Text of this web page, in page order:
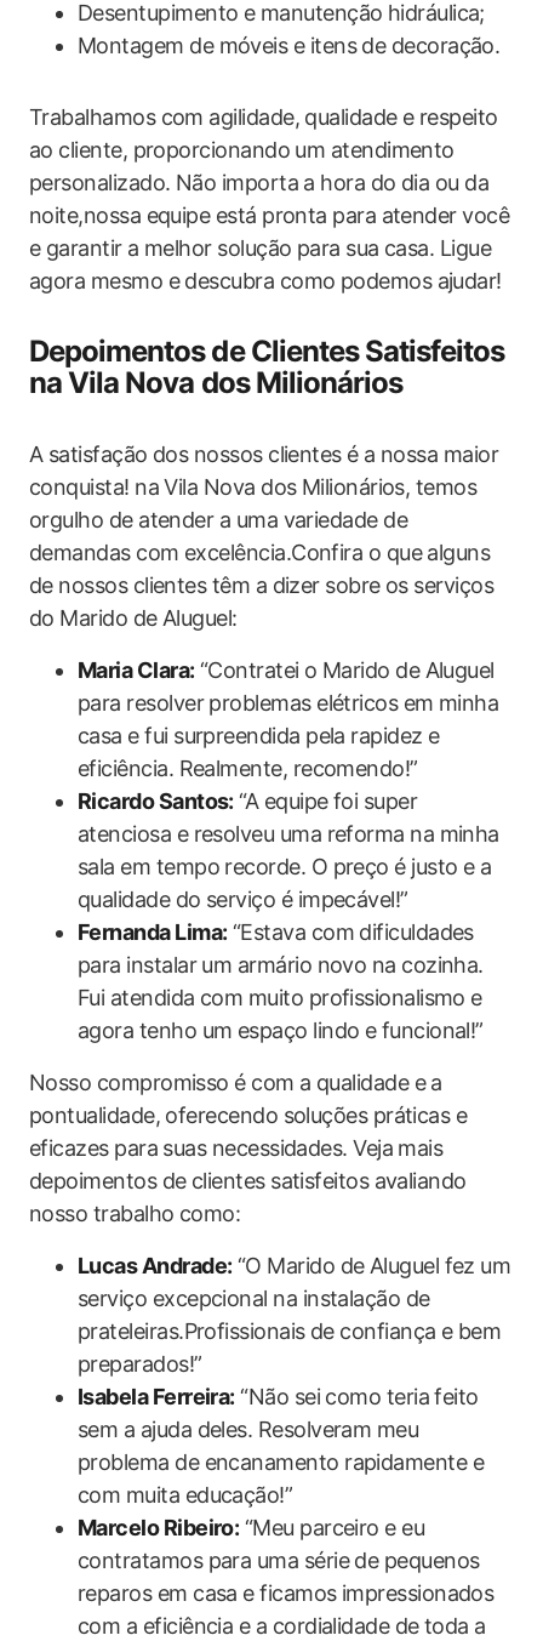
Desentupimento e manutenção hidráulica;
Montagem de móveis e itens de decoração.
Trabalhamos com agilidade, qualidade e respeito
ao cliente, proporcionando um atendimento
personalizado. Não importa a hora do dia ou da
noite,nossa equipe está pronta para atender você
e garantir a melhor solução para sua casa. Ligue
agora mesmo e descubra como podemos ajudar!
Depoimentos de Clientes Satisfeitos
na Vila Nova dos Milionários
A satisfação dos nossos clientes é a nossa maior
conquista! na Vila Nova dos Milionários, temos
orgulho de atender a uma variedade de
demandas com excelência.Confira o que alguns
de nossos clientes têm a dizer sobre os serviços
do Marido de Aluguel:
Maria Clara: “Contratei o Marido de Aluguel
para resolver problemas elétricos em minha
casa e fui surpreendida pela rapidez e
eficiência. Realmente, recomendo!”
Ricardo Santos: “A equipe foi super
atenciosa e resolveu uma reforma na minha
sala em tempo recorde. O preço é justo e a
qualidade do serviço é impecável!”
Fernanda Lima: “Estava com dificuldades
para instalar um armário novo na cozinha.
Fui atendida com muito profissionalismo e
agora tenho um espaço lindo e funcional!”
Nosso compromisso é com a qualidade e a
pontualidade, oferecendo soluções práticas e
eficazes para suas necessidades. Veja mais
depoimentos de clientes satisfeitos avaliando
nosso trabalho como:
Lucas Andrade: “O Marido de Aluguel fez um
serviço excepcional na instalação de
prateleiras.Profissionais de confiança e bem
preparados!”
Isabela Ferreira: “Não sei como teria feito
sem a ajuda deles. Resolveram meu
problema de encanamento rapidamente e
com muita educação!”
Marcelo Ribeiro: “Meu parceiro e eu
contratamos para uma série de pequenos
reparos em casa e ficamos impressionados
com a eficiência e a cordialidade de toda a